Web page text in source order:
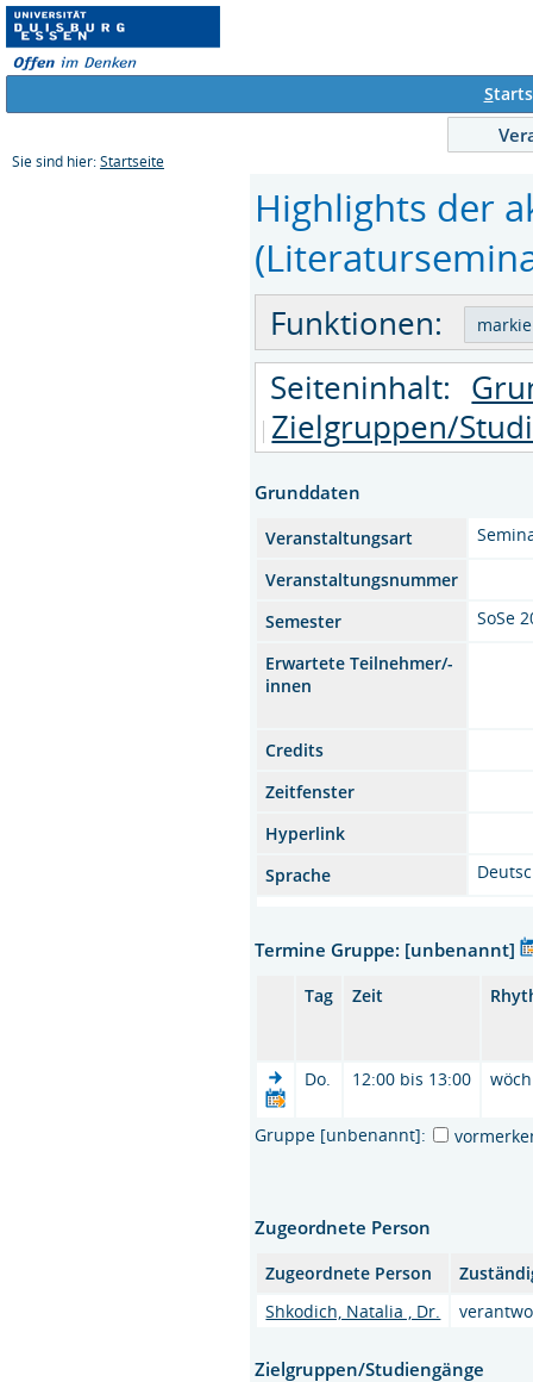
S
Sie sind hier: Startseite
Highlights der
Funktionen:
Seiteninhalt:
Zielgruppen/
Grunddaten
Veranstaltungsart
Veranstaltungsnummer
Semester
SoSe
Erwartete Teilnehmer/-
innen
Credits
Zeitfenster
Hyperlink
Sprache
Termine Gruppe: [unbenannt]
Tag Zeit
Do. 12:00 bis 13:00
Gruppe [unbenannt]:
Zugeordnete Person
Zugeordnete Person
Shkodich, Natalia , Dr.
Zielgruppen/Studiengänge